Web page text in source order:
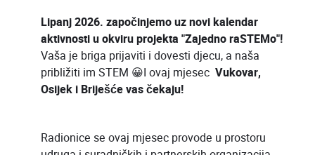
Lipanj 2026. započinjemo uz novi kalendar
aktivnosti u okviru projekta "Zajedno raSTEMo"!
Vaša je briga prijaviti i dovesti djecu, a naša
približiti im STEM 😀I ovaj mjesec Vukovar,
Osijek i Briješće vas čekaju!
Radionice se ovaj mjesec provode u prostoru